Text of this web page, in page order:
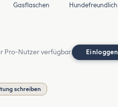
Gasflaschen Hundefreundlich
Pro-Nutzer verfügbar. Einloggen
schreiben